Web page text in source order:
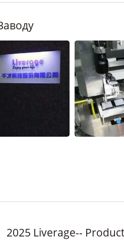
2025 Liverage--